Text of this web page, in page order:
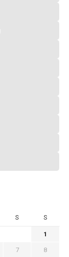
S S
1
7 8